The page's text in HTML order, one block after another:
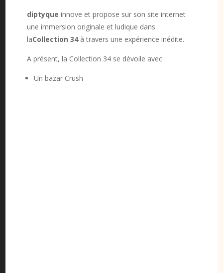
diptyque innove et propose sur son site internet
une immersion originale et ludique dans
laCollection 34à travers une expérience inédite.
A présent, la Collection 34 se dévoile avec :
Un bazar Crush